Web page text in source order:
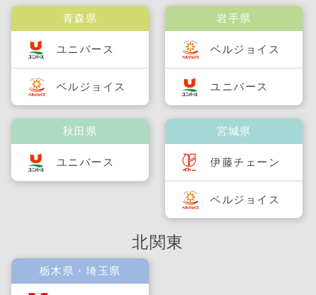
青森県
ユニバース
ベルジョイス
秋田県
ユニバース
岩手県
ベルジョイス
ユニバース
宮城県
伊藤チェーン
ベルジョイス
北関東
栃木県・埼玉県